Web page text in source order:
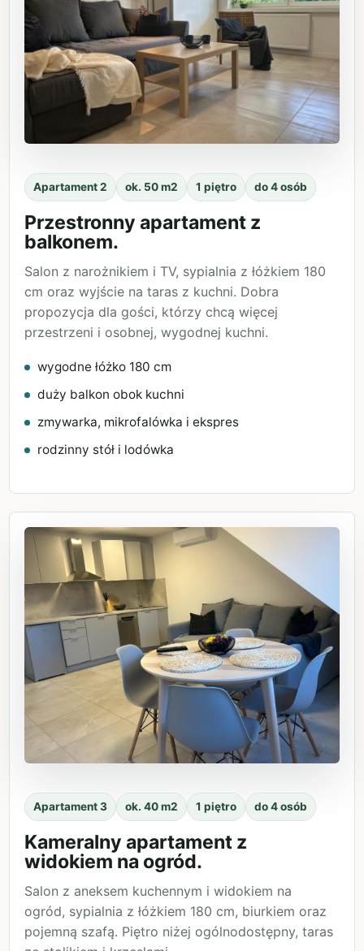
Apartament 2 ok. 50 m2 1 piętro do 4 osób
Przestronny apartament z
balkonem.
Salon z narożnikiem i TV, sypialnia z łóżkiem 180
cm oraz wyjście na taras z kuchni. Dobra
propozycja dla gości, którzy chcą więcej
przestrzeni i osobnej, wygodnej kuchni.
wygodne łóżko 180 cm
duży balkon obok kuchni
zmywarka, mikrofalówka i ekspres
rodzinny stół i lodówka
Apartament 3 ok. 40 m2 1 piętro do 4 osób
Kameralny apartament z
widokiem na ogród.
Salon z aneksem kuchennym i widokiem na
ogród, sypialnia z łóżkiem 180 cm, biurkiem oraz
pojemną szafą. Piętro niżej ogólnodostępny, taras